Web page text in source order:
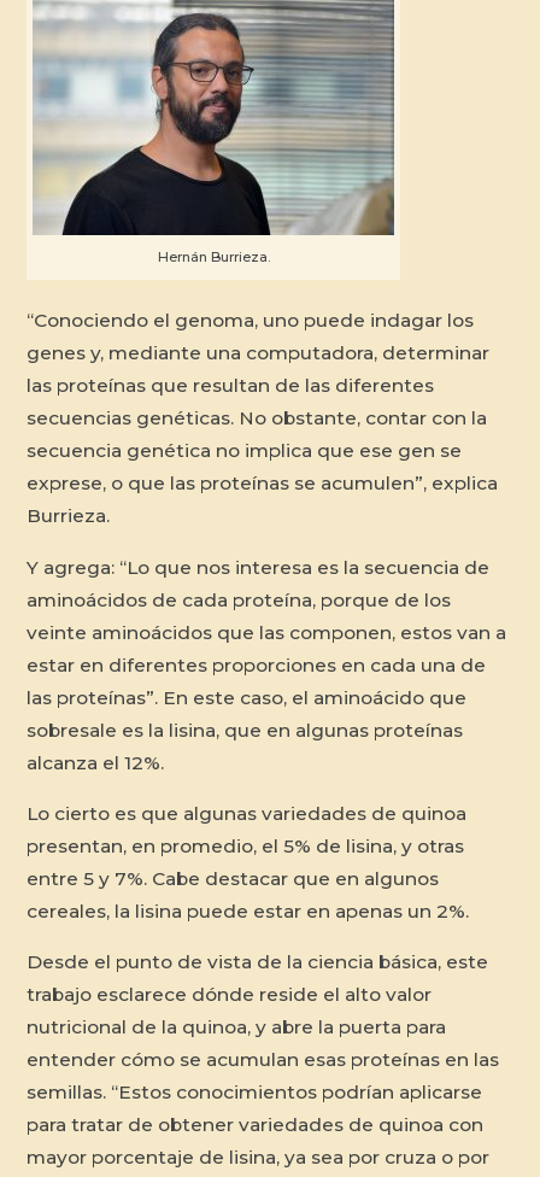
Hernán Burrieza.
“Conociendo el genoma, uno puede indagar los
genes y, mediante una computadora, determinar
las proteínas que resultan de las diferentes
secuencias genéticas. No obstante, contar con la
secuencia genética no implica que ese gen se
exprese, o que las proteínas se acumulen”, explica
Burrieza.
Y agrega: “Lo que nos interesa es la secuencia de
aminoácidos de cada proteína, porque de los
veinte aminoácidos que las componen, estos van a
estar en diferentes proporciones en cada una de
las proteínas”. En este caso, el aminoácido que
sobresale es la lisina, que en algunas proteínas
alcanza el 12%.
Lo cierto es que algunas variedades de quinoa
presentan, en promedio, el 5% de lisina, y otras
entre 5 y 7%. Cabe destacar que en algunos
cereales, la lisina puede estar en apenas un 2%.
Desde el punto de vista de la ciencia básica, este
trabajo esclarece dónde reside el alto valor
nutricional de la quinoa, y abre la puerta para
entender cómo se acumulan esas proteínas en las
semillas. “Estos conocimientos podrían aplicarse
para tratar de obtener variedades de quinoa con
mayor porcentaje de lisina, ya sea por cruza o por